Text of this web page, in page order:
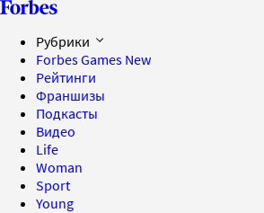
Рубрики
Forbes Games New
Рейтинги
Франшизы
Подкасты
Видео
Life
Woman
Sport
Young